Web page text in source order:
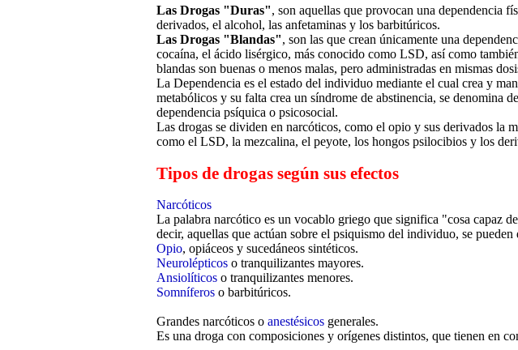
Las Drogas "Duras", son aquellas que provocan una dependencia
derivados, el alcohol, las anfetaminas y los barbitúricos.
Las Drogas "Blandas", son las que crean únicamente una
cocaína, el ácido lisérgico, más conocido como LSD, así como
blandas son buenas o menos malas, pero administradas en mismas
La Dependencia es el estado del individuo mediante el cual crea y
metabólicos y su falta crea un síndrome de abstinencia, se denomina
dependencia psíquica o psicosocial.
Las drogas se dividen en narcóticos, como el opio y sus derivados la
como el LSD, la mezcalina, el peyote, los hongos psilocibios y los
Tipos de drogas según sus efectos
Narcóticos
La palabra narcótico es un vocablo griego que significa "cosa capaz
decir, aquellas que actúan sobre el psiquismo del individuo, se
Opio, opiáceos y sucedáneos sintéticos.
Neurolépticos o tranquilizantes mayores.
Ansiolíticos o tranquilizantes menores.
Somníferos o barbitúricos.
Grandes narcóticos o anestésicos generales.
Es una droga con composiciones y orígenes distintos, que tienen en